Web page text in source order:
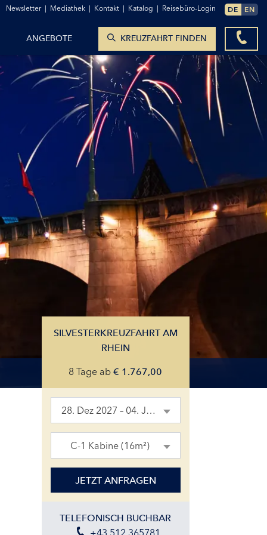
SILVESTERKREUZFAHRT AM
RHEIN
8 Tage ab€ 1.767,00
28. Dez 2027 – 04. Jan 2028
C-1 Kabine (16m²)
JETZT ANFRAGEN
TELEFONISCH BUCHBAR
+43 512 365781
Newsletter | Mediathek | Kontakt | Katalog | Reisebüro-Login DE EN
ANGEBOTE KREUZFAHRT FINDEN
ZUM KONTAKTFORMULAR